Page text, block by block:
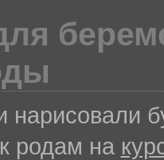
нарисовали
родам на